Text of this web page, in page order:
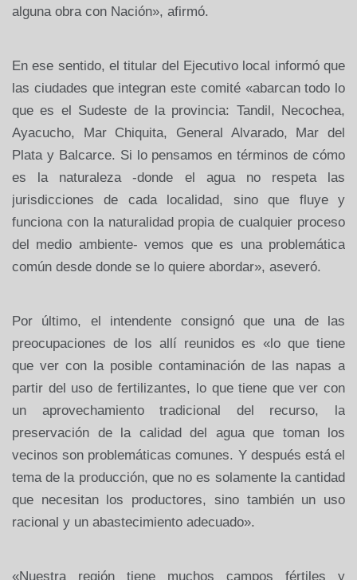
alguna obra con Nación», afirmó.
En ese sentido, el titular del Ejecutivo local informó que
las ciudades que integran este comité «abarcan todo lo
que es el Sudeste de la provincia: Tandil, Necochea,
Ayacucho, Mar Chiquita, General Alvarado, Mar del
Plata y Balcarce. Si lo pensamos en términos de cómo
es la naturaleza -donde el agua no respeta las
jurisdicciones de cada localidad, sino que fluye y
funciona con la naturalidad propia de cualquier proceso
del medio ambiente- vemos que es una problemática
común desde donde se lo quiere abordar», aseveró.
Por último, el intendente consignó que una de las
preocupaciones de los allí reunidos es «lo que tiene
que ver con la posible contaminación de las napas a
partir del uso de fertilizantes, lo que tiene que ver con
un aprovechamiento tradicional del recurso, la
preservación de la calidad del agua que toman los
vecinos son problemáticas comunes. Y después está el
tema de la producción, que no es solamente la cantidad
que necesitan los productores, sino también un uso
racional y un abastecimiento adecuado».
«Nuestra región tiene muchos campos fértiles y